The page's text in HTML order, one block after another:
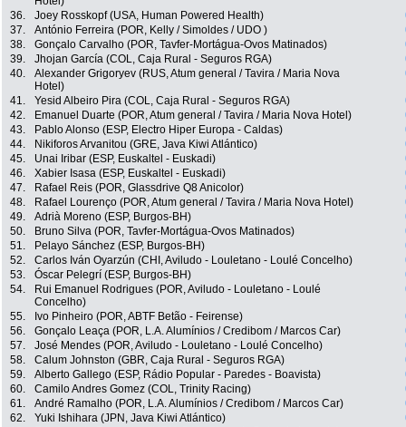
36. Joey Rosskopf (USA, Human Powered Health)
37.
António Ferreira (POR, Kelly / Simoldes / UDO )
38.
Gonçalo Carvalho (POR, Tavfer-Mortágua-Ovos Matinados)
39.
Jhojan García (COL, Caja Rural - Seguros RGA)
40.
Alexander Grigoryev (RUS, Atum general / Tavira / Maria Nova
Hotel)
41. Yesid Albeiro Pira (COL, Caja Rural - Seguros RGA)
42.
Emanuel Duarte (POR, Atum general / Tavira / Maria Nova Hotel)
43.
Pablo Alonso (ESP, Electro Hiper Europa - Caldas)
44.
Nikiforos Arvanitou (GRE, Java Kiwi Atlántico)
45.
Unai Iribar (ESP, Euskaltel - Euskadi)
46.
Xabier Isasa (ESP, Euskaltel - Euskadi)
47.
Rafael Reis (POR, Glassdrive Q8 Anicolor)
48.
Rafael Lourenço (POR, Atum general / Tavira / Maria Nova Hotel)
49.
Adrià Moreno (ESP, Burgos-BH)
50.
Bruno Silva (POR, Tavfer-Mortágua-Ovos Matinados)
51.
Pelayo Sánchez (ESP, Burgos-BH)
52.
Carlos Iván Oyarzún (CHI, Aviludo - Louletano - Loulé Concelho)
53.
Óscar Pelegrí (ESP, Burgos-BH)
54.
Rui Emanuel Rodrigues (POR, Aviludo - Louletano - Loulé
Concelho)
55. Ivo Pinheiro (POR, ABTF Betão - Feirense)
56.
Gonçalo Leaça (POR, L.A. Alumínios / Credibom / Marcos Car)
57.
José Mendes (POR, Aviludo - Louletano - Loulé Concelho)
58.
Calum Johnston (GBR, Caja Rural - Seguros RGA)
59.
Alberto Gallego (ESP, Rádio Popular - Paredes - Boavista)
60.
Camilo Andres Gomez (COL, Trinity Racing)
61.
André Ramalho (POR, L.A. Alumínios / Credibom / Marcos Car)
62.
Yuki Ishihara (JPN, Java Kiwi Atlántico)